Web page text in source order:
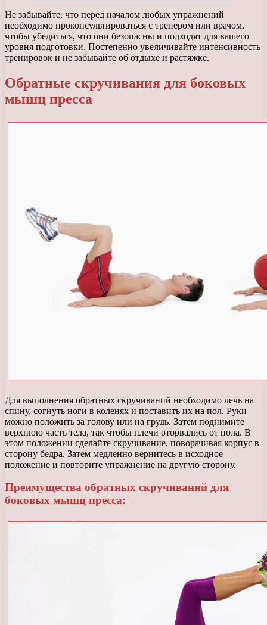
Не забывайте, что перед началом любых упражнений
необходимо проконсультироваться с тренером или врачом,
чтобы убедиться, что они безопасны и подходят для вашего
уровня подготовки. Постепенно увеличивайте интенсивность
тренировок и не забывайте об отдыхе и растяжке.
Обратные скручивания для боковых
мышц пресса
Для выполнения обратных скручиваний необходимо лечь на
спину, согнуть ноги в коленях и поставить их на пол. Руки
можно положить за голову или на грудь. Затем поднимите
верхнюю часть тела, так чтобы плечи оторвались от пола. В
этом положении сделайте скручивание, поворачивая корпус в
сторону бедра. Затем медленно вернитесь в исходное
положение и повторите упражнение на другую сторону.
Преимущества обратных скручиваний для
боковых мышц пресса: